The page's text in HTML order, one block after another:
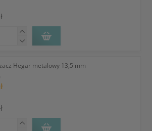
Hegar metalowy 13,5 mm